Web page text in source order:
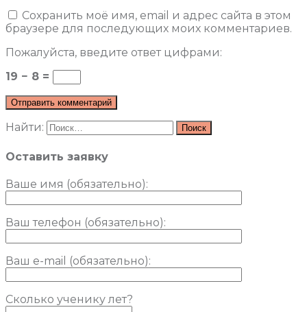
Сохранить моё имя, email и адрес сайта в этом
браузере для последующих моих комментариев.
Пожалуйста, введите ответ цифрами:
19 − 8 =
Найти:
Оставить заявку
Ваше имя (обязательно):
Ваш телефон (обязательно):
Ваш e-mail (обязательно):
Сколько ученику лет?